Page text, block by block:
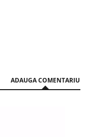
ADAUGA COMENTARIU